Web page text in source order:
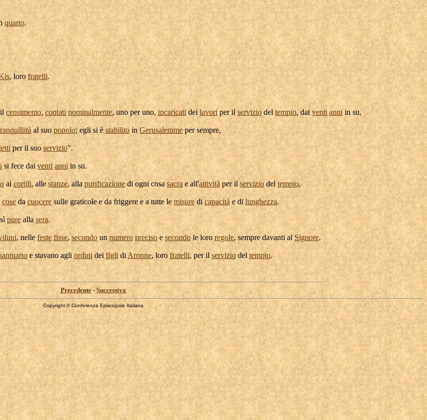
quarto.
, loro fratelli.
censimento,contati nominalmente, uno per uno,incaricatideilavoriper ilserviziodeltempio, daiventi anniin su.
al suo popolo; egli si èstabilito inGerusalemme per sempre,
per il suoservizio".
si fece dai venti anni in su.
aicortili, allestanze, alla purificazionedi ogni cosasacra e all'attivitàper ilserviziodeltempio,
coseda cuoceresulle graticolee dafriggere e a tutte lemisure di capacitàe di lunghezza.
purealla sera.
, nellefeste fisse, secondounnumero preciso esecondo le lororegole, sempre davanti alSignore.
e stavano agliordini dei figli di Aronne, loro fratelli, per il serviziodel tempio.
Precedente-Successivo
Copyright © Conferenza Episcopale Italiana